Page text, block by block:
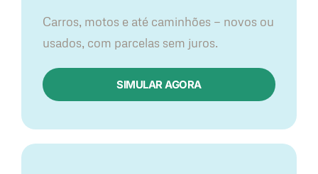
Carros, motos e até caminhões — novos ou
usados, com parcelas sem juros.
SIMULAR AGORA